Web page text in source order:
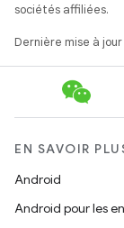
sociétés affiliées.
Dernière mise à
EN SAVOIR
Android
Android pour les